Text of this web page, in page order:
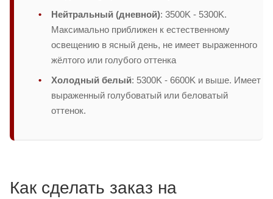
Нейтральный (дневной): 3500K - 5300K.
Максимально приближен к естественному
освещению в ясный день, не имеет выраженного
жёлтого или голубого оттенка
Холодный белый: 5300K - 6600K и выше. Имеет
выраженный голубоватый или беловатый
оттенок.
Как сделать заказ на